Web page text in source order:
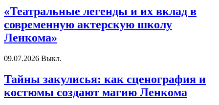
«Театральные легенды и их вклад в
современную актерскую школу
Ленкома»
09.07.2026 Выкл.
Тайны закулисья: как сценография и
костюмы создают магию Ленкома